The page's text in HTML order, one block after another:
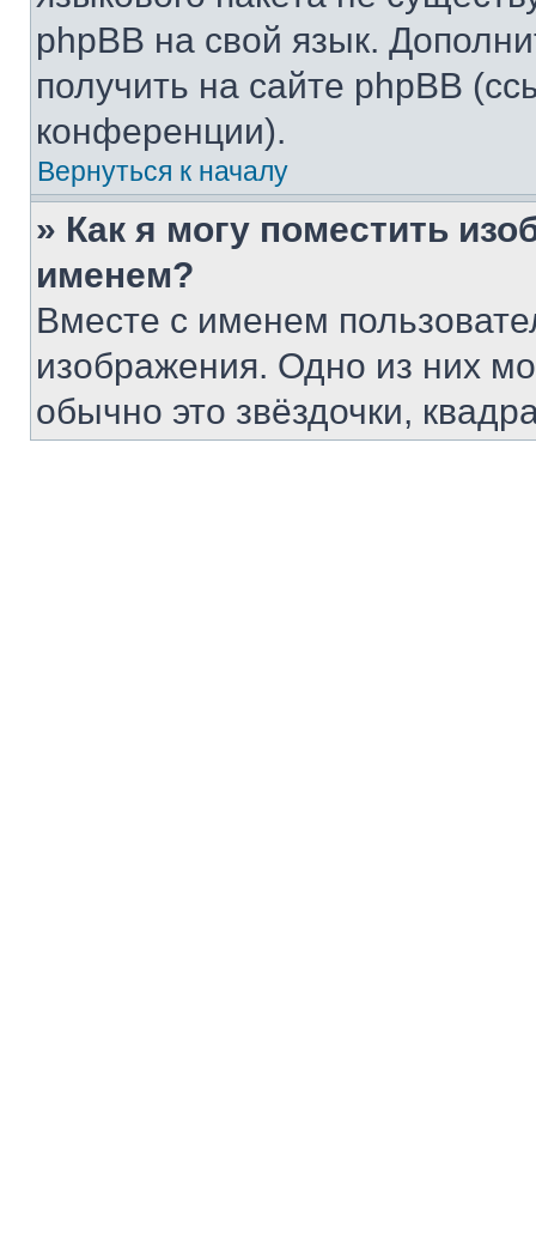
phpBB на свой язык.
получить на сайте phpBB
конференции).
Вернуться к началу
» Как я могу поместить
именем?
Вместе с именем
изображения. Одно из них
обычно это звёздочки,